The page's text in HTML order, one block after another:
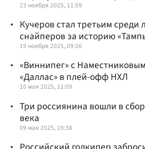
23 ноября 2025, 11:59
Кучеров стал третьим среди
снайперов за историю
19 ноября 2025, 09:56
«Виннипег» с
«Даллас» в плей-офф НХЛ
10 мая 2025, 11:09
Три россиянина вошли в
века
09 мая 2025, 19:38